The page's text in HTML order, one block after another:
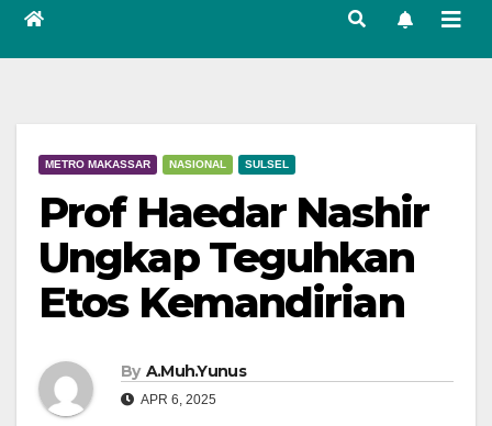
METRO MAKASSAR NASIONAL SULSEL
Prof Haedar Nashir
Ungkap Teguhkan
Etos Kemandirian
By A.Muh.Yunus
APR 6, 2025